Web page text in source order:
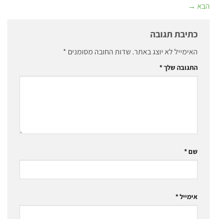
הבא →
כתיבת תגובה
האימייל לא יוצג באתר.שדות החובה מסומנים *
התגובה שלך*
שם*
אימייל*